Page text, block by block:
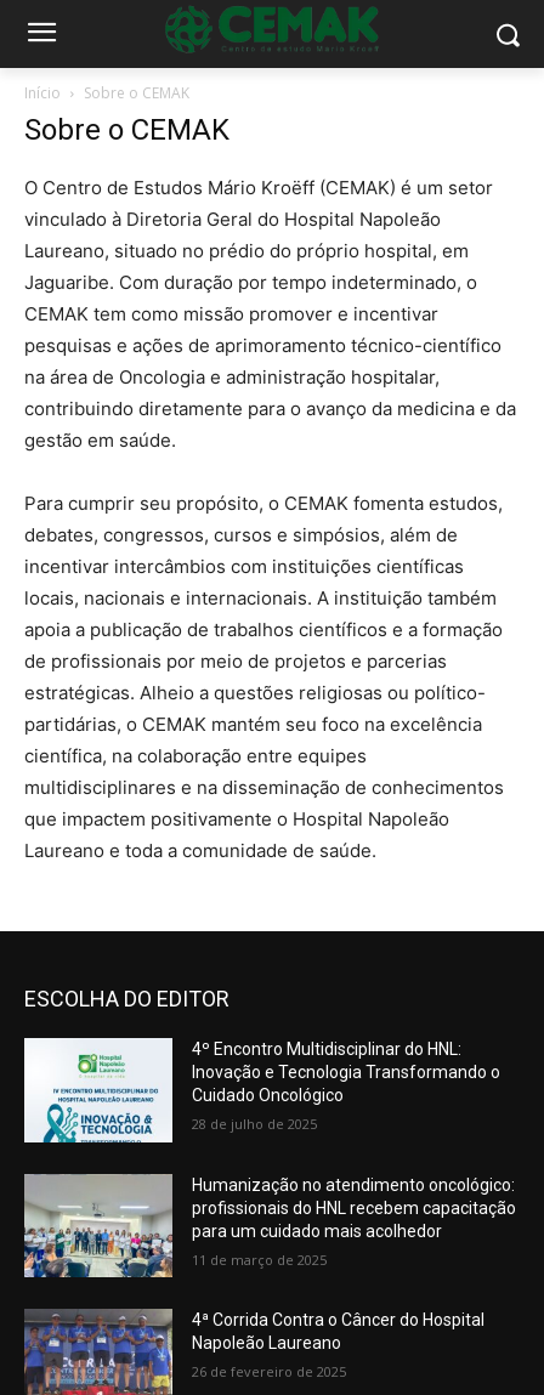
Início Sobre o CEMAK
Sobre o CEMAK
O Centro de Estudos Mário Kroëff (CEMAK) é um setor
vinculado à Diretoria Geral do Hospital Napoleão
Laureano, situado no prédio do próprio hospital, em
Jaguaribe. Com duração por tempo indeterminado, o
CEMAK tem como missão promover e incentivar
pesquisas e ações de aprimoramento técnico-científico
na área de Oncologia e administração hospitalar,
contribuindo diretamente para o avanço da medicina e da
gestão em saúde.
Para cumprir seu propósito, o CEMAK fomenta estudos,
debates, congressos, cursos e simpósios, além de
incentivar intercâmbios com instituições científicas
locais, nacionais e internacionais. A instituição também
apoia a publicação de trabalhos científicos e a formação
de profissionais por meio de projetos e parcerias
estratégicas. Alheio a questões religiosas ou político-
partidárias, o CEMAK mantém seu foco na excelência
científica, na colaboração entre equipes
multidisciplinares e na disseminação de conhecimentos
que impactem positivamente o Hospital Napoleão
Laureano e toda a comunidade de saúde.
ESCOLHA DO EDITOR
4º Encontro Multidisciplinar do HNL:
Inovação e Tecnologia Transformando o
Cuidado Oncológico
28 de julho de 2025
Humanização no atendimento oncológico:
profissionais do HNL recebem capacitação
para um cuidado mais acolhedor
11 de março de 2025
4ª Corrida Contra o Câncer do Hospital
Napoleão Laureano
26 de fevereiro de 2025